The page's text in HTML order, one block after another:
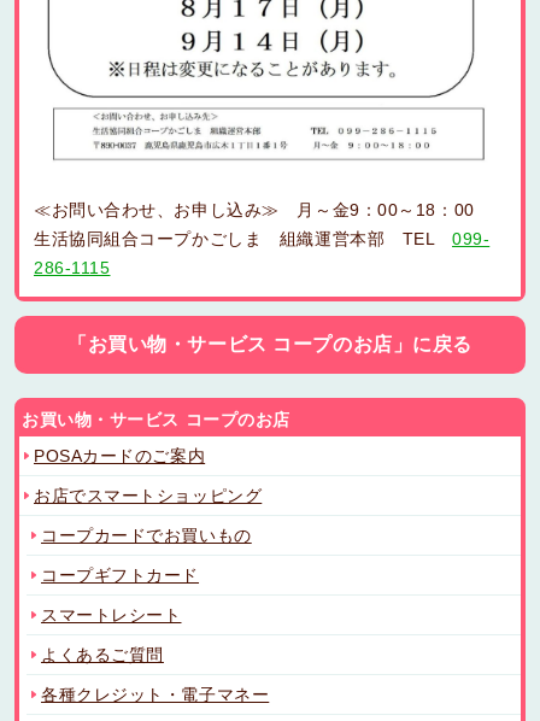
≪お問い合わせ、お申し込み≫ 月～金9：00～18：00
生活協同組合コープかごしま 組織運営本部 TEL 099-
286-1115
「お買い物・サービス コープのお店」に戻る
お買い物・サービス コープのお店
POSAカードのご案内
お店でスマートショッピング
コープカードでお買いもの
コープギフトカード
スマートレシート
よくあるご質問
各種クレジット・電子マネー